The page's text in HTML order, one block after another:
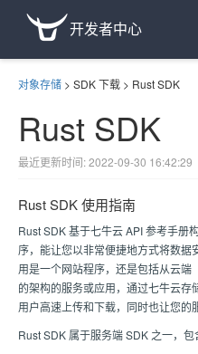
开发者中心
对象存储 > SDK 下载 > Rust SDK
Rust SDK
最近更新时间: 2022-09-30 16:42:29
Rust SDK 使用指南
Rust SDK 基于七牛云API 参考手册
序，能让您以非常便捷地方式将数据
用是一个网站程序，还是包括从云端
的架构的服务或应用，通过七牛云存
用户高速上传和下载，同时也让您的
Rust SDK 属于服务端 SDK 之一，包